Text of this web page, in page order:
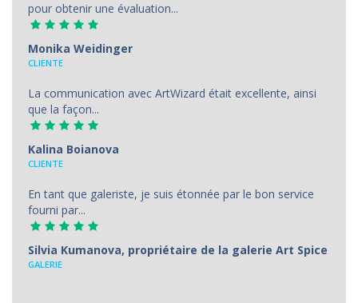
pour obtenir une évaluation...
Monika Weidinger
CLIENTE
La communication avec ArtWizard était excellente, ainsi
que la façon...
Kalina Boianova
CLIENTE
En tant que galeriste, je suis étonnée par le bon service
fourni par...
Silvia Kumanova, propriétaire de la galerie Art Spice
GALERIE